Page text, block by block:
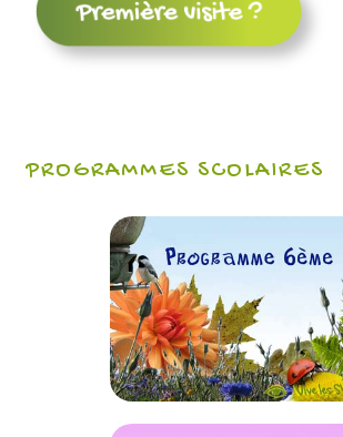
PROGRAMMES SCOLAIRES